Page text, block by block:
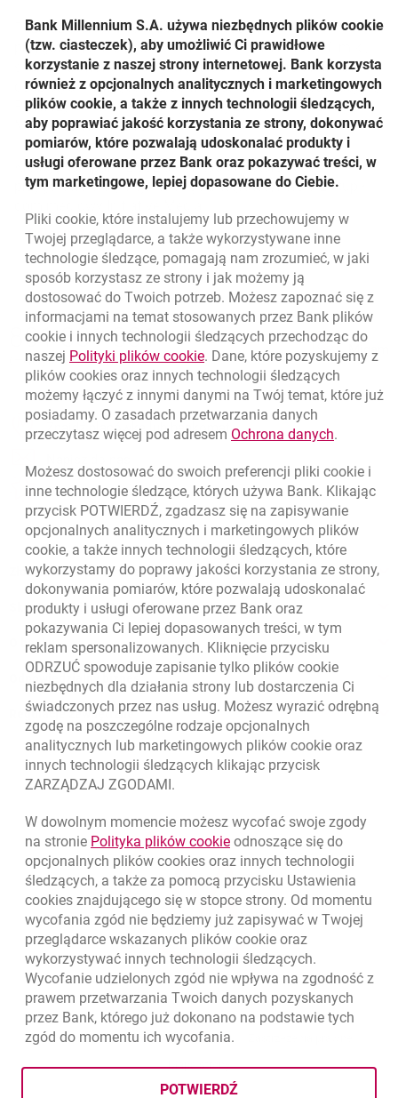
Poza działaniami reklamowymi, regularnie
przygotowywane będą Millematy - kilkuminutowe filmiki,
skoncentrowane na ciekawostkach z obszaru finansów
osobistych i mające przede wszystkim funkcję edukacyjną.
Pierwszy Millemat można już obejrzeć w kanale Banku
Millennium na YouTube.
Kreację kampanii z udziałem Radka Kotarskiego
przygotowała agencja Change Integrated, media zakupił
Powrót do listy
Nawigacja dolna
Zadzwoń do nas
801 331 331
(+48) 22 598 40 40
Migam
Znajdź placówkę lub bankomat otwiera się w nowej karcie
Oceń nas otwiera się w nowej karcie
Złóż wniosek przez internet
Skontaktuj się ze Specjalistą
O banku
Odpowiedzialny biznes
Regulacje zewnętrzne
Ochrona danychotwiera się w nowej karcie
Ustawieniacookies
Mapa stronyotwiera się w nowej karcie
Bank Millennium S.A. używa niezbędnych plików cookie
(tzw. ciasteczek), aby umożliwić Ci prawidłowe
korzystanie z naszej strony internetowej. Bank korzysta
również z opcjonalnych analitycznych i marketingowych
plików cookie, a także z innych technologii śledzących,
aby poprawiać jakość korzystania ze strony, dokonywać
pomiarów, które pozwalają udoskonalać produkty i
usługi oferowane przez Bank oraz pokazywać treści, w
tym marketingowe, lepiej dopasowane do Ciebie.
Pliki cookie, które instalujemy lub przechowujemy w
Twojej przeglądarce, a także wykorzystywane inne
technologie śledzące, pomagają nam zrozumieć, w jaki
sposób korzystasz ze strony i jak możemy ją
dostosować do Twoich potrzeb. Możesz zapoznać się z
informacjami na temat stosowanych przez Bank plików
cookie i innych technologii śledzących przechodząc do
naszej Polityki plików cookielink otwiera się w nowym oknie
. Dane, które pozyskujemy z
plików cookies oraz innych technologii śledzących
możemy łączyć z innymi danymi na Twój temat, które już
posiadamy. O zasadach przetwarzania danych
przeczytasz więcej pod adresem Ochrona danychlink
.
Możesz dostosować do swoich preferencji pliki cookie i
inne technologie śledzące, których używa Bank. Klikając
przycisk POTWIERDŹ, zgadzasz się na zapisywanie
opcjonalnych analitycznych i marketingowych plików
cookie, a także innych technologii śledzących, które
wykorzystamy do poprawy jakości korzystania ze strony,
dokonywania pomiarów, które pozwalają udoskonalać
produkty i usługi oferowane przez Bank oraz
pokazywania Ci lepiej dopasowanych treści, w tym
reklam spersonalizowanych. Kliknięcie przycisku
ODRZUĆ spowoduje zapisanie tylko plików cookie
niezbędnych dla działania strony lub dostarczenia Ci
świadczonych przez nas usług. Możesz wyrazić odrębną
zgodę na poszczególne rodzaje opcjonalnych
analitycznych lub marketingowych plików cookie oraz
innych technologii śledzących klikając przycisk
ZARZĄDZAJ ZGODAMI.
W dowolnym momencie możesz wycofać swoje zgody
na stronie Polityka plików cookielink otwiera się w nowym
odnoszące się do
opcjonalnych plików cookies oraz innych technologii
śledzących, a także za pomocą przycisku Ustawienia
cookies znajdującego się w stopce strony. Od momentu
wycofania zgód nie będziemy już zapisywać w Twojej
przeglądarce wskazanych plików cookie oraz
wykorzystywać innych technologii śledzących.
Wycofanie udzielonych zgód nie wpływa na zgodność z
prawem przetwarzania Twoich danych pozyskanych
przez Bank, którego już dokonano na podstawie tych
zgód do momentu ich wycofania.
POTWIERDŹ